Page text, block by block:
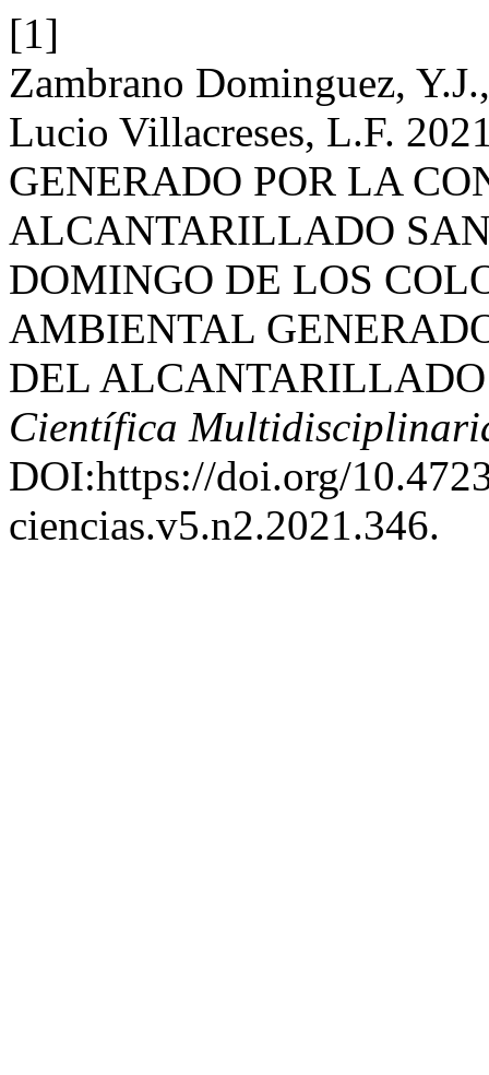
[1]
Zambrano Dominguez,
Lucio Villacreses, L.F.
GENERADO POR LA
ALCANTARILLADO
DOMINGO DE LOS
AMBIENTAL
DEL
Científica
DOI:https://doi.org/
ciencias.v5.n2.2021.346.